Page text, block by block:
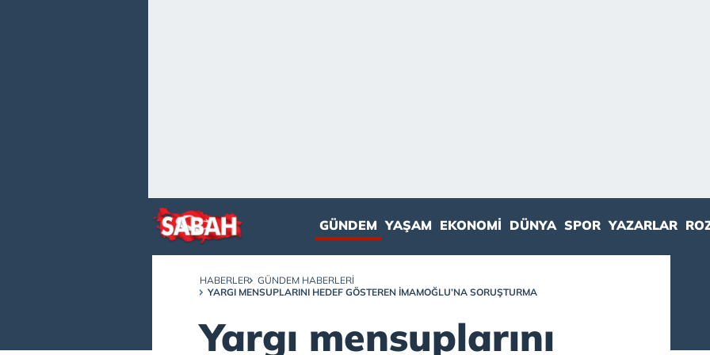
GÜNDEM YAŞAM EKONOMI DÜNYA SPOR YAZARLAR
HABERLER
GÜNDEM HABERLERI
YARGI MENSUPLARINI HEDEF GÖSTEREN İMAMOĞLU’NA SORUŞTURMA
Yargı mensuplarını